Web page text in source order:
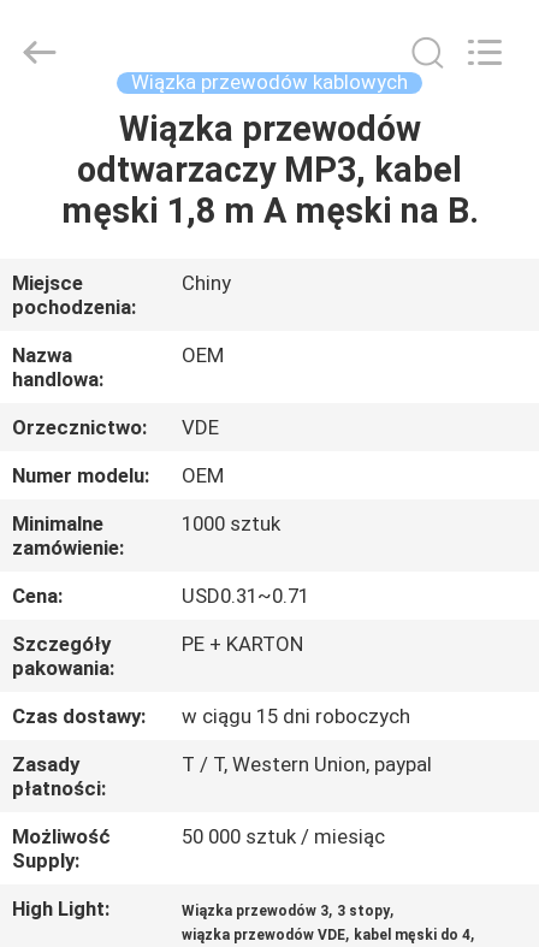
PRODUKTY
O
NAS
WYCIECZKA
PO
FABRYCE
KONTROLA
JAKOŚCI
SKONTAKTUJ
SIĘ
Z
NAMI
AKTUALNOŚCI
Rights
Reserved.
Wiązka przewodów kablowych
Wiązka przewodów
odtwarzaczy MP3, kabel
męski 1,8 m A męski na B.
Miejsce
pochodzenia:
Chiny
Nazwa
handlowa:
OEM
Orzecznictwo:
VDE
Numer modelu:
OEM
Minimalne
zamówienie:
1000 sztuk
Cena:
USD0.31~0.71
Szczegóły
pakowania:
PE + KARTON
Czas dostawy:
w ciągu 15 dni roboczych
Zasady
płatności:
T / T, Western Union, paypal
Możliwość
Supply:
50 000 sztuk / miesiąc
High Light: Wiązka przewodów 3, 3 stopy,
wiązka przewodów VDE, kabel męski do 4,